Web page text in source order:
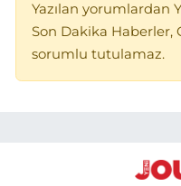
Yazılan yorumlardan
Son Dakika Haberler,
sorumlu tutulamaz.